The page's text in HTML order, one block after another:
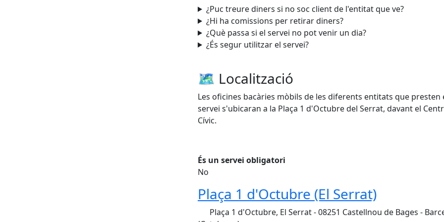
¿Puc treure diners si no soc client de l'entitat que ve?
¿Hi ha comissions per retirar diners?
¿Què passa si el servei no pot venir un dia?
¿És segur utilitzar el servei?
🗺 Localització
Les oficines bacàries mòbils de les diferents entitats que presten
servei s'ubicaran a la Plaça 1 d'Octubre del Serrat, davant el
Cívic.
És un servei obligatori
No
Plaça 1 d'Octubre (El Serrat)
Plaça 1 d'Octubre, El Serrat - 08251 Castellnou de Bages -